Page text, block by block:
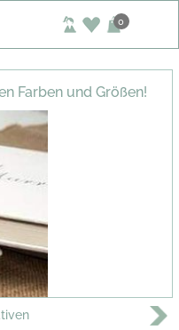
0
Farben und Größen!